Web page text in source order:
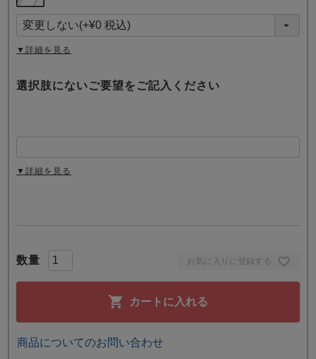
お気に入りに登録する
カートに入れる
須
)
▼詳細を見る
選択肢にないご要望をご記入ください
▼詳細を見る
商品についてのお問い合わせ